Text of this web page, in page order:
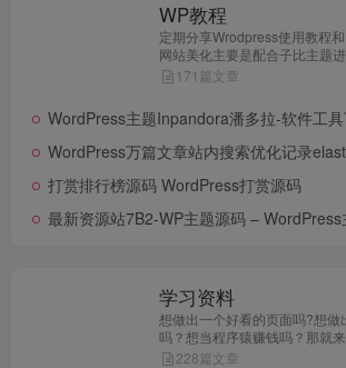
WP教程
定期分享Wrodpress使用教程
网站美化主要是配合子比主题
长可以在本站搜索子比主题购
资金充足的可以购买子比正版源
171篇文章
WordPress主题Inpandora潘多拉-软件工具下载站博客主题模
WordPress万篇文章站内搜索优化记录elasticsearch配合ElasticPress插件+Search Limiter
打赏排行榜源码 WordPress打赏源码
最新资源站7B2-WP主题源码 – WordPress主题 附
学习资料
想做出一个好看的页面吗?想做
吗？想当程序猿赚钱吗？那就来
吧！228篇文章